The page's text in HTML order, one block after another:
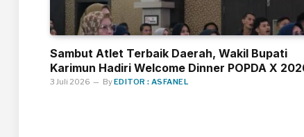
Sambut Atlet Terbaik Daerah, Wakil Bupati
Karimun Hadiri Welcome Dinner POPDA X
3 Juli 2026 ByEDITOR : ASFANEL